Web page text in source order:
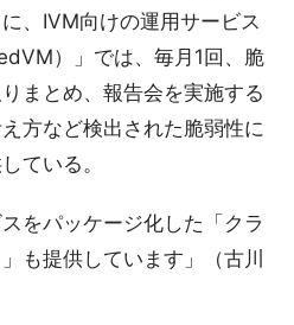
、IVM向けの運用サービス
）」では、毎月1回、脆
まとめ、報告会を実施する
方など検出された脆弱性に
ている。
をパッケージ化した「クラ
も提供しています」（古川